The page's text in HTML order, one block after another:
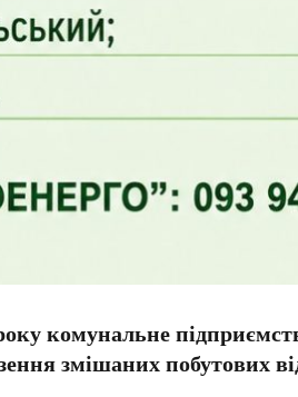
комунальне
змішаних побутових